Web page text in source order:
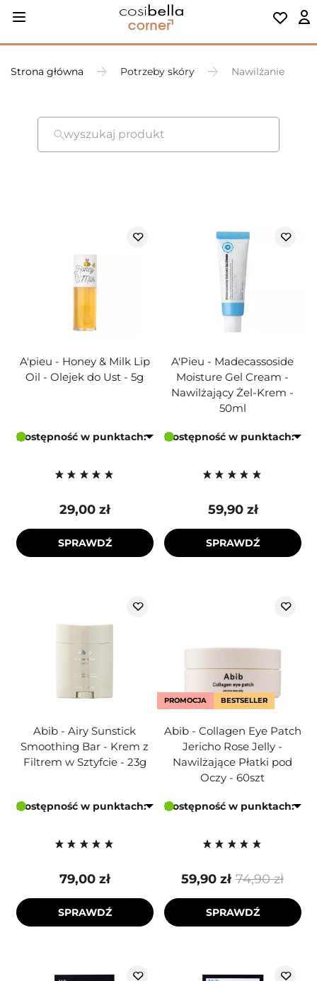
Strona główna Potrzeby skóry Nawilżanie
wyszukaj produkt
A'pieu - Honey & Milk Lip
Oil - Olejek do Ust - 5g
Dostępność w punktach:
29,00 zł
SPRAWDŹ
A'Pieu - Madecassoside
Moisture Gel Cream -
Nawilżający Żel-Krem -
50ml
Dostępność w punktach:
59,90 zł
SPRAWDŹ
Abib - Airy Sunstick
Smoothing Bar - Krem z
Filtrem w Sztyfcie - 23g
Dostępność w punktach:
79,00 zł
SPRAWDŹ
PROMOCJA BESTSELLER
Abib - Collagen Eye Patch
Jericho Rose Jelly -
Nawilżające Płatki pod
Oczy - 60szt
Dostępność w punktach:
74,90 zł
59,90 zł
SPRAWDŹ